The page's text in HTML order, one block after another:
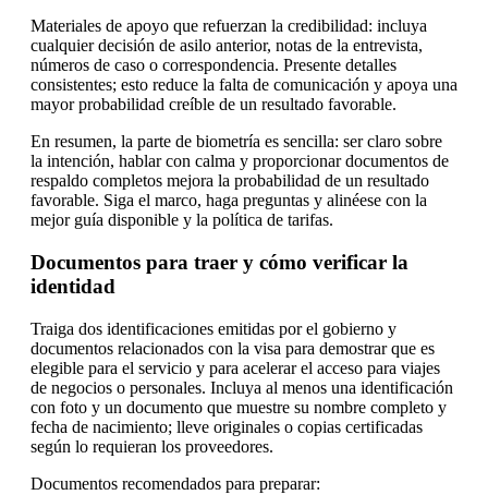
Materiales de apoyo que refuerzan la credibilidad: incluya
cualquier decisión de asilo anterior, notas de la entrevista,
números de caso o correspondencia. Presente detalles
consistentes; esto reduce la falta de comunicación y apoya una
mayor probabilidad creíble de un resultado favorable.
En resumen, la parte de biometría es sencilla: ser claro sobre
la intención, hablar con calma y proporcionar documentos de
respaldo completos mejora la probabilidad de un resultado
favorable. Siga el marco, haga preguntas y alinéese con la
mejor guía disponible y la política de tarifas.
Documentos para traer y cómo verificar la
identidad
Traiga dos identificaciones emitidas por el gobierno y
documentos relacionados con la visa para demostrar que es
elegible para el servicio y para acelerar el acceso para viajes
de negocios o personales. Incluya al menos una identificación
con foto y un documento que muestre su nombre completo y
fecha de nacimiento; lleve originales o copias certificadas
según lo requieran los proveedores.
Documentos recomendados para preparar: